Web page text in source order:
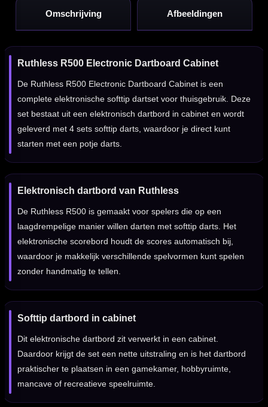
Omschrijving Afbeeldingen
Ruthless R500 Electronic Dartboard Cabinet
De Ruthless R500 Electronic Dartboard Cabinet is een
complete elektronische softtip dartset voor thuisgebruik. Deze
set bestaat uit een elektronisch dartbord in cabinet en wordt
geleverd met 4 sets softtip darts, waardoor je direct kunt
starten met een potje darts.
Elektronisch dartbord van Ruthless
De Ruthless R500 is gemaakt voor spelers die op een
laagdrempelige manier willen darten met softtip darts. Het
elektronische scorebord houdt de scores automatisch bij,
waardoor je makkelijk verschillende spelvormen kunt spelen
zonder handmatig te tellen.
Softtip dartbord in cabinet
Dit elektronische dartbord zit verwerkt in een cabinet.
Daardoor krijgt de set een nette uitstraling en is het dartbord
praktischer te plaatsen in een gamekamer, hobbyruimte,
mancave of recreatieve speelruimte.